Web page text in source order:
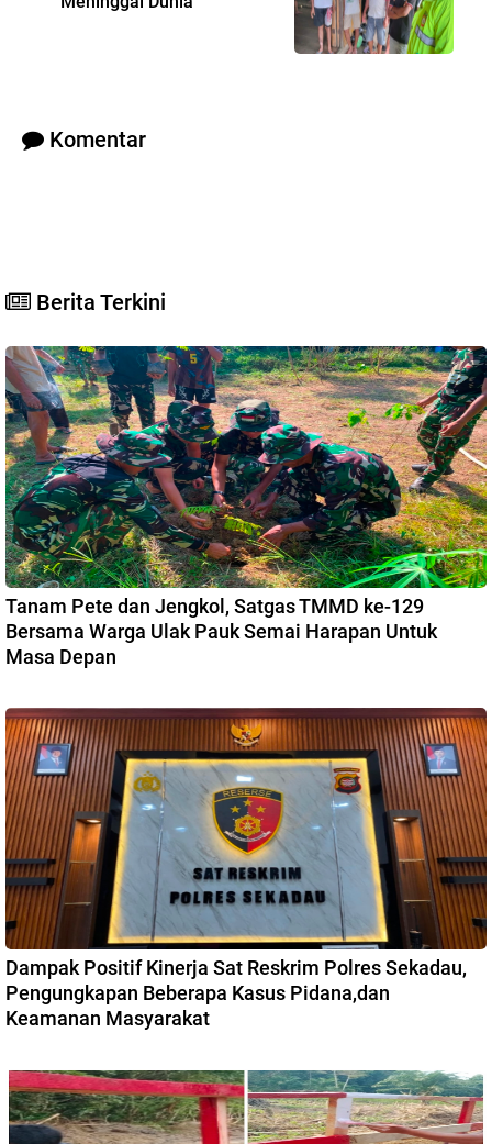
Komentar
Berita Terkini
Tanam Pete dan Jengkol, Satgas TMMD ke-129
Bersama Warga Ulak Pauk Semai Harapan Untuk
Masa Depan
Dampak Positif Kinerja Sat Reskrim Polres Sekadau,
Pengungkapan Beberapa Kasus Pidana,dan
Keamanan Masyarakat